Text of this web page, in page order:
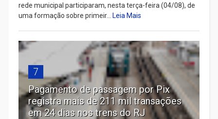
rede municipal participaram, nesta terça-feira (04/08), de
uma formação sobre primeir...
Leia Mais
7
Pagamento de passagem por Pix
registra mais de 211 mil transações
em 24 dias nos trens do RJ